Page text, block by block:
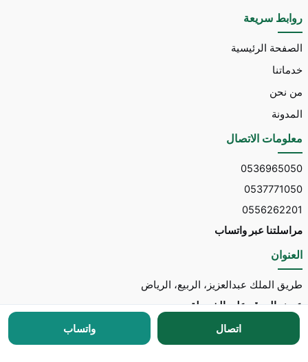
روابط سريعة
الصفحة الرئيسية
خدماتنا
من نحن
المدونة
معلومات الاتصال
0536965050
0537771050
0556262201
مراسلتنا عبر واتساب
العنوان
طريق الملك عبدالعزيز، الربيع، الرياض
عرض الموقع على الخريطة
مكتب توسط للاستقدام
اتصال واتساب